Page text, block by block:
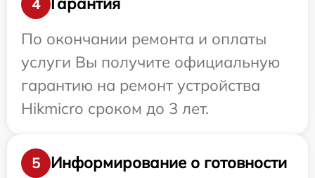
4
По окончании ремонта и оплаты
услуги Вы получите официальную
гарантию на ремонт устройства
Hikmicro сроком до 3 лет.
5
Информирование о готовности